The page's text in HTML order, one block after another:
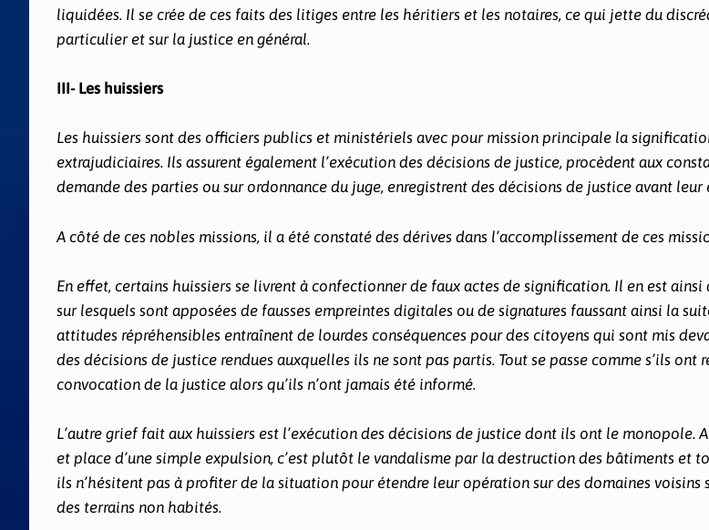
liquidées. Il se crée de ces faits des litiges entre les héritiers et les notaires, ce qui jette du
particulier et sur la justice en général.
III- Les huissiers
Les huissiers sont des officiers publics et ministériels avec pour mission principale la
extrajudiciaires. Ils assurent également l’exécution des décisions de justice, procèdent aux
demande des parties ou sur ordonnance du juge, enregistrent des décisions de justice avant leur
A côté de ces nobles missions, il a été constaté des dérives dans l’accomplissement de ces
En effet, certains huissiers se livrent à confectionner de faux actes de signification. Il en est
sur lesquels sont apposées de fausses empreintes digitales ou de signatures faussant ainsi la
attitudes répréhensibles entraînent de lourdes conséquences pour des citoyens qui sont mis
des décisions de justice rendues auxquelles ils ne sont pas partis. Tout se passe comme s’ils ont
convocation de la justice alors qu’ils n’ont jamais été informé.
L’autre grief fait aux huissiers est l’exécution des décisions de justice dont ils ont le monopole.
et place d’une simple expulsion, c’est plutôt le vandalisme par la destruction des bâtiments et
ils n’hésitent pas à profiter de la situation pour étendre leur opération sur des domaines voisins
des terrains non habités.